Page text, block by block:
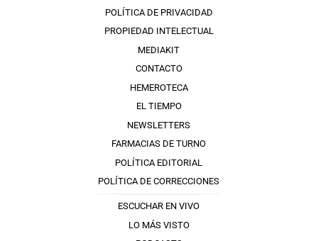
POLÍTICA DE PRIVACIDAD
PROPIEDAD INTELECTUAL
MEDIAKIT
CONTACTO
HEMEROTECA
EL TIEMPO
NEWSLETTERS
FARMACIAS DE TURNO
POLÍTICA EDITORIAL
POLÍTICA DE CORRECCIONES
ESCUCHAR EN VIVO
LO MÁS VISTO